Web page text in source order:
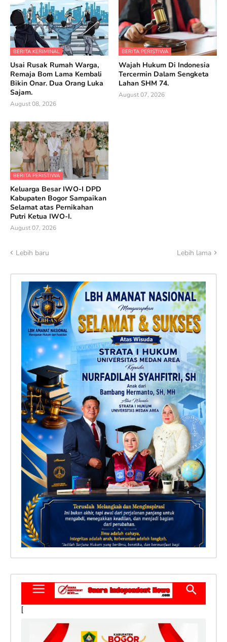
BERITA KERIMINAL
Usai Rusak Rumah Warga,
Remaja Bom Lama Kembali
Bikin Onar. Dua Orang Luka
Sajam.
August 08, 2026
BERITA PERISTIWA
Wajah Hukum Di Indonesia
Tercermin Dalam Sengketa
Lahan SHM 74.
August 07, 2026
BERITA PERISTIWA
Keluarga Besar IWO-I DPD
Kabupaten Bogor Sampaikan
Selamat atas Pernikahan
Putri Ketua IWO-I.
August 07, 2026
Lebih baru Lebih lama